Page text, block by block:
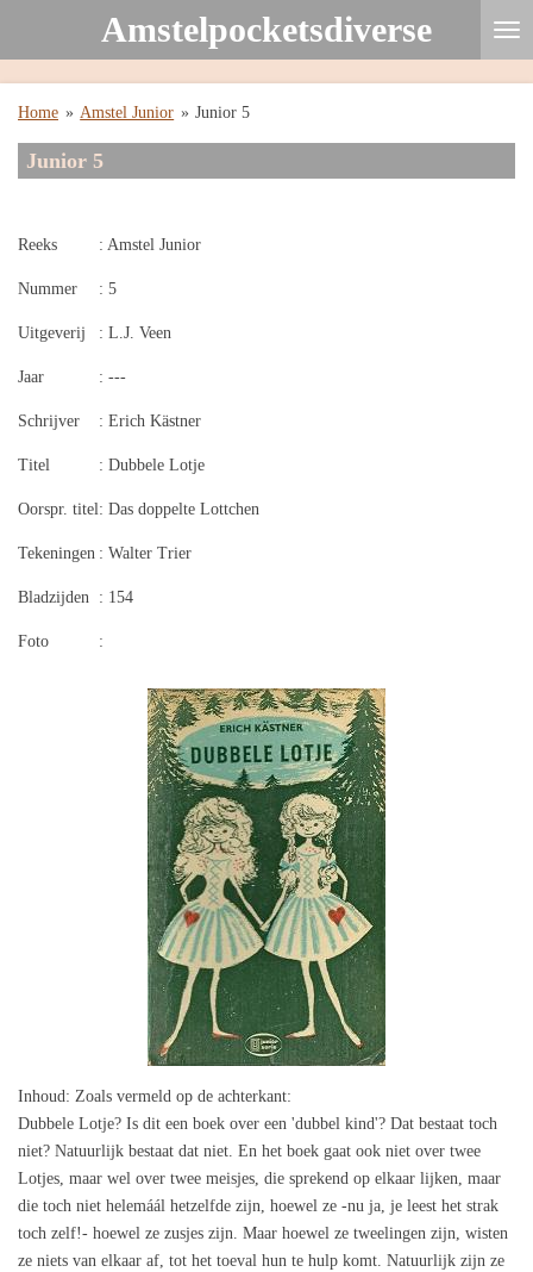
de
Amstelpocketsdiverse
Home » Amstel Junior » Junior 5
Junior 5
Reeks : Amstel Junior
Nummer : 5
Uitgeverij : L.J. Veen
Jaar : ---
Schrijver : Erich Kästner
Titel : Dubbele Lotje
Oorspr. titel: Das doppelte Lottchen
Tekeningen : Walter Trier
Bladzijden : 154
Foto :
Inhoud: Zoals vermeld op de achterkant:
Dubbele Lotje? Is dit een boek over een 'dubbel kind'? Dat bestaat toch
niet? Natuurlijk bestaat dat niet. En het boek gaat ook niet over twee
Lotjes, maar wel over twee meisjes, die sprekend op elkaar lijken, maar
die toch niet helemáál hetzelfde zijn, hoewel ze -nu ja, je leest het strak
toch zelf!- hoewel ze zusjes zijn. Maar hoewel ze tweelingen zijn, wisten
ze niets van elkaar af, tot het toeval hun te hulp komt. Natuurlijk zijn ze